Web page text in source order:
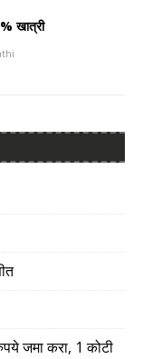
खात्री
जमा करा, 1 कोटी